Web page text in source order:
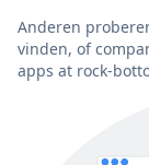
Anderen
vinden, of
apps at rock-